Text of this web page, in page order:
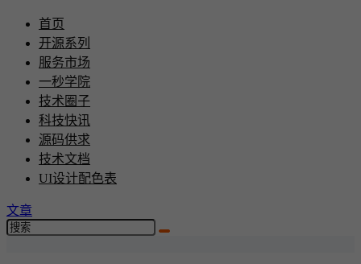
首页
开源系列
服务市场
一秒学院
技术圈子
科技快讯
源码供求
技术文档
UI设计配色表
文章